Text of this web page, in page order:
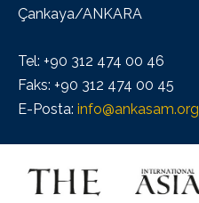
Çankaya/ANKARA
Tel: +90 312 474 00 46
Faks: +90 312 474 00 45
E-Posta: info@ankasam.org